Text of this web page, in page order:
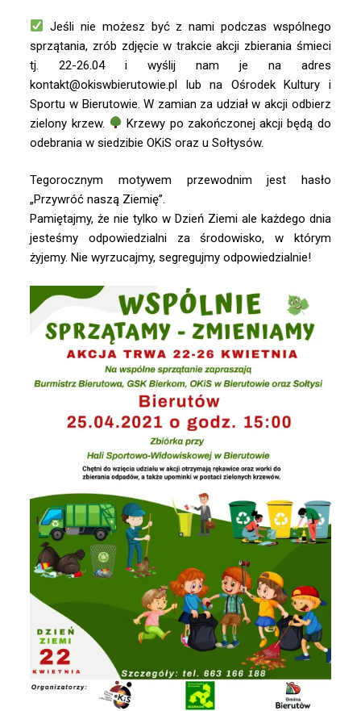
Jeśli nie możesz być z nami podczas wspólnego
sprzątania, zrób zdjęcie w trakcie akcji zbierania śmieci
tj. 22-26.04 i wyślij nam je na adres
kontakt@okiswbierutowie.pl lub na Ośrodek Kultury i
Sportu w Bierutowie. W zamian za udział w akcji odbierz
zielony krzew.
Krzewy po zakończonej akcji będą do
odebrania w siedzibie OKiS oraz u Sołtysów.
Tegorocznym motywem przewodnim jest hasło
„Przywróć naszą Ziemię”.
Pamiętajmy, że nie tylko w Dzień Ziemi ale każdego dnia
jesteśmy odpowiedzialni za środowisko, w którym
żyjemy. Nie wyrzucajmy, segregujmy odpowiedzialnie!